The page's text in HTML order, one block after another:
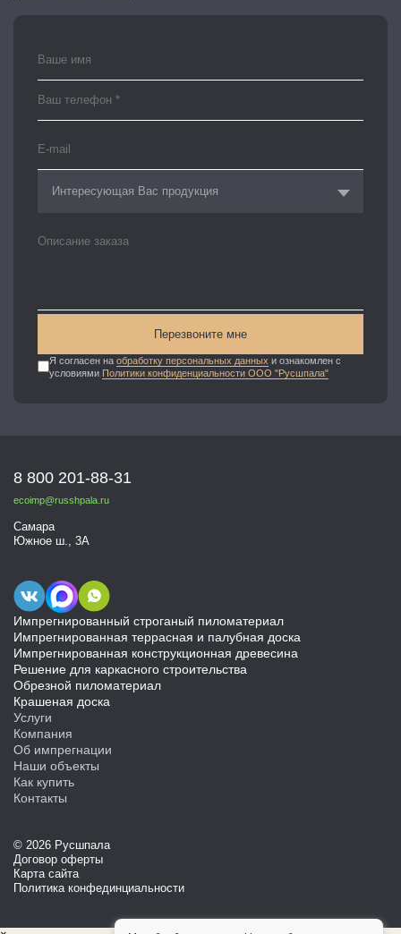
Интересующая Вас продукция
Перезвоните мне
Я согласен на обработку персональных данных и ознакомлен с
условиями Политики конфиденциальности ООО "Русшпала"
Импрегнированный строганый пиломатериал
Импрегнированная террасная и палубная доска
Импрегнированная конструкционная древесина
Решение для каркасного строительства
Обрезной пиломатериал
Крашеная доска
Услуги
Компания
Об импрегнации
Наши объекты
Как купить
Контакты
8 800 201-88-31
ecoimp@russhpala.ru
Самара
Южное ш., 3А
© 2026 Русшпала
Договор оферты
Карта сайта
Политика конфединциальности